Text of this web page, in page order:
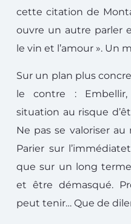
cette citation de
ouvre un autre parler
le vin et l’amour ». Un
Sur un plan plus
le contre :
situation au risque
Ne pas se valoriser
Parier sur
que sur un long
et être démasqué.
peut tenir… Que de